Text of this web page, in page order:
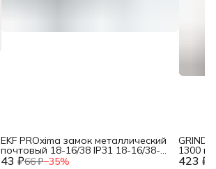
43 ₽66 ₽−35%
EKF PROxima замок металлический
почтовый 18-16/38 IP31 18-16/38-
ip31, 423 ₽
1300